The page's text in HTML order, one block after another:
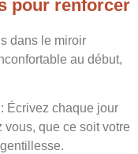
pour renforcer
dans le miroir
au début,
Écrivez chaque jour
que ce soit votre